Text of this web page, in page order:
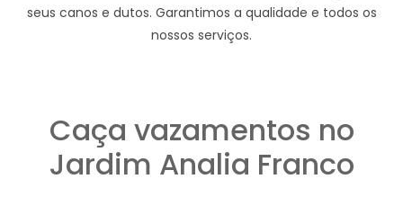
seus canos e dutos. Garantimos a qualidade e todos os
nossos serviços.
Caça vazamentos no
Jardim Analia Franco